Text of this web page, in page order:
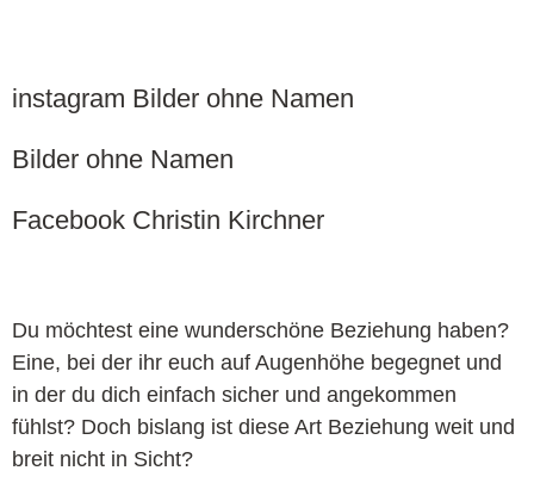
instagram Bilder ohne Namen
Bilder ohne Namen
Facebook Christin Kirchner
Du möchtest eine wunderschöne Beziehung haben?
Eine, bei der ihr euch auf Augenhöhe begegnet und
in der du dich einfach sicher und angekommen
fühlst? Doch bislang ist diese Art Beziehung weit und
breit nicht in Sicht?